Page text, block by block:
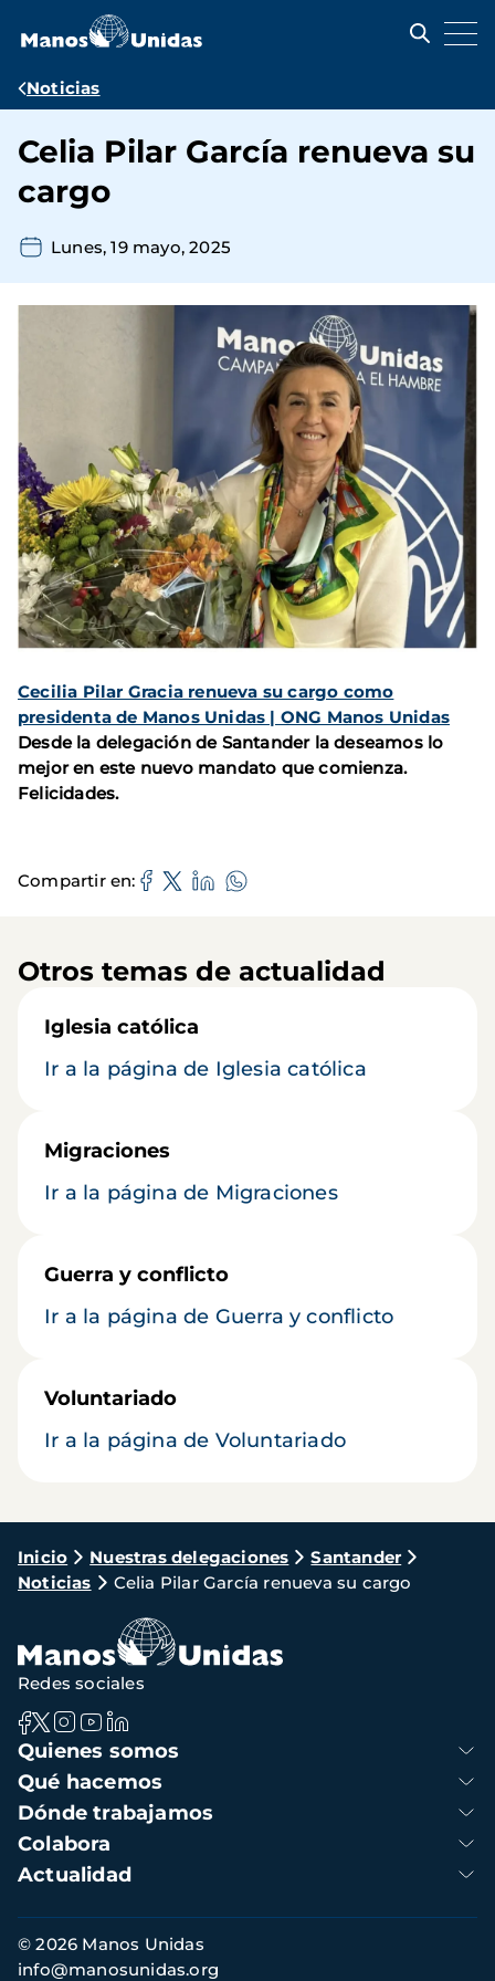
contenido
Ruta
navegación
Noticias
Celia Pilar García renueva su
cargo
Lunes, 19 mayo, 2025
Cecilia Pilar Gracia renueva su cargo como
presidenta de Manos Unidas | ONG Manos Unidas
Desde la delegación de Santander la deseamos lo
mejor en este nuevo mandato que comienza.
Felicidades.
Compartir en
Otros temas de actualidad
Iglesia católica
Ir a la página de Iglesia católica
Migraciones
Ir a la página de Migraciones
Guerra y conflicto
Ir a la página de Guerra y conflicto
Voluntariado
Ir a la página de Voluntariado
Ruta
de
navegación
Inicio Nuestras delegaciones
Santander
Noticias
Celia Pilar García renueva su cargo
Navegación
principal
Quienes somos
Qué hacemos
Dónde trabajamos
Colabora
Actualidad
Redes sociales
Información
de
© 2026 Manos Unidas
info@manosunidas.org